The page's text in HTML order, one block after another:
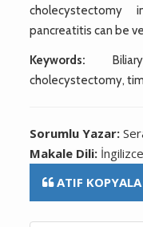
pancreatitis can be
Keywords: Biliary
cholecystectomy,
Sorumlu Yazar:
Makale Dili: İngilizce
ATIF KOPYALA